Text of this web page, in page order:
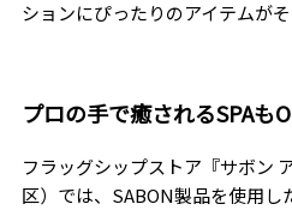
ションにぴったりのアイテムがそ
プロの手で癒されるSPAも
フラッグシップストア『サボン
区）では、SABON製品を使用し